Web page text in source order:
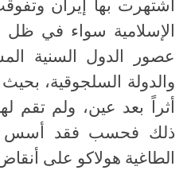
اشتهرت بها إيران
الإسلامية سواء في ظل
عصور الدول السنية
والدولة السلجوقية،
أثراً بعد عين، ولم تقم
ذلك فحسب فقد أسس
الطاغية هولاكو على